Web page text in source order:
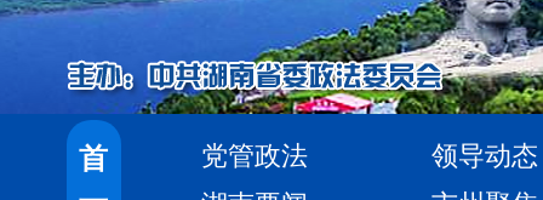
首
党管政法
领导动态